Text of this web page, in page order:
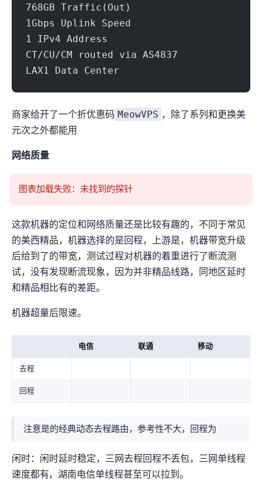
768GB Traffic(Out)
1Gbps Uplink Speed
1 IPv4 Address
CT/CU/CM routed via AS4837
LAX1 Data Center
商家给开了一个9折优惠码 MeowVPS ，除了special系列和更换IP(3美
元/次)之外都能用
网络质量
图表加载失败：未找到 name=FlawLessNode-LAX 的探针
这款机器的定位和网络质量还是比较有趣的，不同于常见
的美西精品，机器选择的是4837回程，上游是，机器带宽升级
后给到了1Gbps的带宽，测试过程对机器的着重进行了断流测
试，没有发现断流现象，因为并非精品线路，同地区延时
和精品相比有20-30ms的差距。
机器超量后限速5Mbps。
电信 联通 移动
去程
回程
注意是Netlab的经典动态去程路由，参考性不大，回程为4837
闲时：闲时延时稳定，三网去程回程不丢包，三网单线程
速度都有120-160Mbps，湖南电信单线程甚至可以拉到700Mbps+。